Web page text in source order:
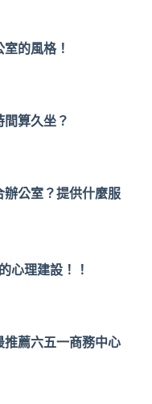
的風格！
算久坐？
公室？提供什麼服
心理建設！！
薦六五一商務中心